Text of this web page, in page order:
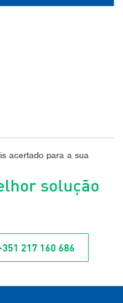
acertado para a sua
solução
217 160 686